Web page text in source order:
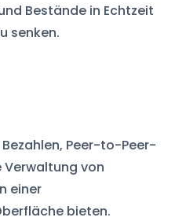
Bestände in Echtzeit
senken.
Peer-to-Peer-
Verwaltung von
einer
bieten.